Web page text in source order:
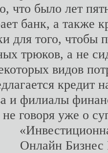
что было лет
банк, а также
для того,
трюков, а не
видов
кредит
и филиалы
говоря уже о
Онлайн